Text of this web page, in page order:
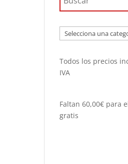
Selecciona
una
Todos los precios
IVA
Faltan60,00€ para
gratis